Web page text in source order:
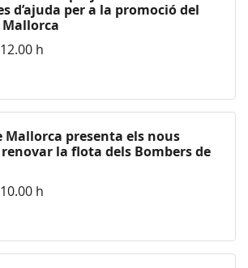
d’ajuda per a la promoció del
h
Mallorca presenta els nous
la flota dels Bombers de
h